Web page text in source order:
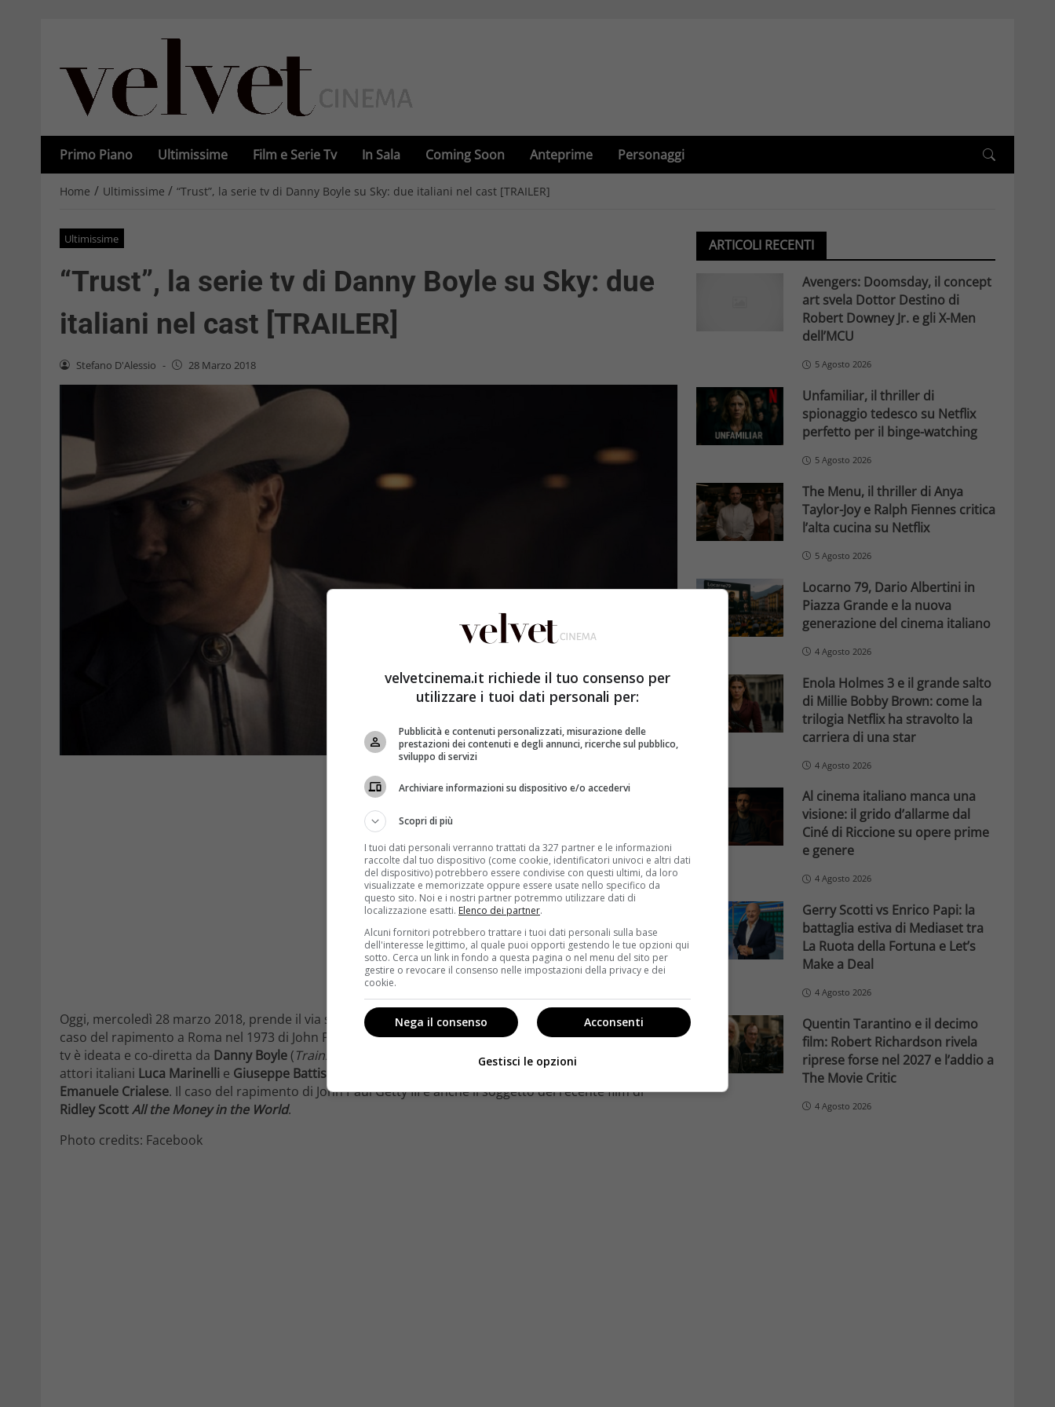
Primo Piano Ultimissime Film e Serie Tv In Sala Coming Soon Anteprime Personaggi
Home / Ultimissime / “Trust”, la serie tv di Danny Boyle su Sky: due italiani nel cast [TRAILER]
Ultimissime
“Trust”, la serie tv di Danny Boyle su Sky: due
italiani nel cast [TRAILER]
Stefano D'Alessio - 28 Marzo 2018
Oggi, mercoledì 28 marzo 2018, prende il via su Sky Atlantic HD Trust – Il rapimento Getty, la serie tv sul
caso del rapimento a Roma nel 1973 di John Paul Getty III, nipote del miliardario John Paul Getty. La serie
tv è ideata e co-diretta da Danny Boyle(Trainspotting
). Nel cast internazionale spicca la presenza degli
attori italiani Luca Marinelli e Giuseppe Battiston
. Uno degli episodi della serie tv è stato diretto da
Emanuele Crialese. Il caso del rapimento di John Paul Getty III è anche il soggetto del recente film di
Ridley ScottAll the Money in the World.
Photo credits: Facebook
ARTICOLI RECENTI
Avengers: Doomsday, il concept
art svela Dottor Destino di
Robert Downey Jr. e gli X-Men
dell’MCU
5 Agosto 2026
Unfamiliar, il thriller di
spionaggio tedesco su Netflix
perfetto per il binge-watching
5 Agosto 2026
The Menu, il thriller di Anya
Taylor-Joy e Ralph Fiennes critica
l’alta cucina su Netflix
5 Agosto 2026
Locarno 79, Dario Albertini in
Piazza Grande e la nuova
generazione del cinema italiano
4 Agosto 2026
Enola Holmes 3 e il grande salto
di Millie Bobby Brown: come la
trilogia Netflix ha stravolto la
carriera di una star
4 Agosto 2026
Al cinema italiano manca una
visione: il grido d’allarme dal
Ciné di Riccione su opere prime
e genere
4 Agosto 2026
Gerry Scotti vs Enrico Papi: la
battaglia estiva di Mediaset tra
La Ruota della Fortuna e Let’s
Make a Deal
4 Agosto 2026
Quentin Tarantino e il decimo
film: Robert Richardson rivela
riprese forse nel 2027 e l’addio a
The Movie Critic
4 Agosto 2026
velvetcinema.it richiede il tuo consenso per
utilizzare i tuoi dati personali per:
Pubblicità e contenuti personalizzati, misurazione delle
prestazioni dei contenuti e degli annunci, ricerche sul pubblico,
sviluppo di servizi
Archiviare informazioni su dispositivo e/o accedervi
Scopri di più
I tuoi dati personali verranno trattati da 327 partner e le informazioni
raccolte dal tuo dispositivo (come cookie, identificatori univoci e altri dati
del dispositivo) potrebbero essere condivise con questi ultimi, da loro
visualizzate e memorizzate oppure essere usate nello specifico da
questo sito. Noi e i nostri partner potremmo utilizzare dati di
localizzazione esatti. Elenco dei partner.
Alcuni fornitori potrebbero trattare i tuoi dati personali sulla base
dell'interesse legittimo, al quale puoi opporti gestendo le tue opzioni qui
sotto. Cerca un link in fondo a questa pagina o nel menu del sito per
gestire o revocare il consenso nelle impostazioni della privacy e dei
cookie.
Acconsenti
Nega il consenso
Gestisci le opzioni